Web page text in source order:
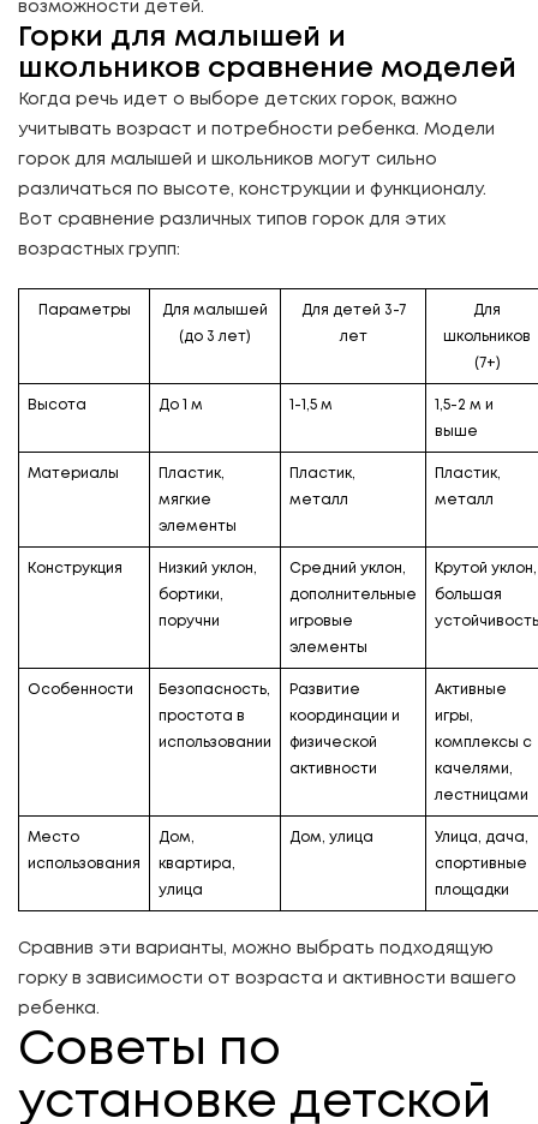
возможности детей.
Горки для малышей и
школьников сравнение моделей
Когда речь идет о выборе детских горок, важно
учитывать возраст и потребности ребенка. Модели
горок для малышей и школьников могут сильно
различаться по высоте, конструкции и функционалу.
Вот сравнение различных типов горок для этих
возрастных групп:
Параметры
Для малышей
(до 3 лет)
Для детей 3-7
лет
Для
школьников
(7+)
Высота До 1 м 1-1,5 м
1,5-2 м и
выше
Материалы
Пластик,
мягкие
элементы
Пластик,
металл
Пластик,
металл
Конструкция
Низкий уклон,
бортики,
поручни
Средний уклон,
дополнительные
игровые
элементы
Крутой уклон,
большая
устойчивость
Особенности
Безопасность,
простота в
использовании
Развитие
координации и
физической
активности
Активные
игры,
комплексы с
качелями,
лестницами
Место
использования
Дом,
квартира,
улица
Дом, улица
Улица, дача,
спортивные
площадки
Сравнив эти варианты, можно выбрать подходящую
горку в зависимости от возраста и активности вашего
ребенка.
Советы по
установке детской